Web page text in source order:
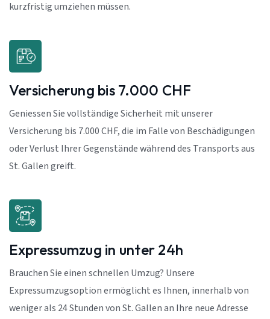
kurzfristig umziehen müssen.
Versicherung bis 7.000 CHF
Geniessen Sie vollständige Sicherheit mit unserer
Versicherung bis 7.000 CHF, die im Falle von Beschädigungen
oder Verlust Ihrer Gegenstände während des Transports aus
St. Gallen greift.
Expressumzug in unter 24h
Brauchen Sie einen schnellen Umzug? Unsere
Expressumzugsoption ermöglicht es Ihnen, innerhalb von
weniger als 24 Stunden von St. Gallen an Ihre neue Adresse